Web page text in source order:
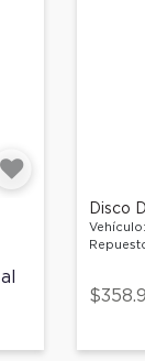
Disco
Vehículo: